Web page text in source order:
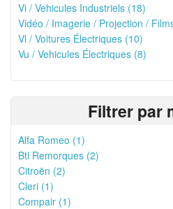
Vi / Vehicules Industriels (18)
Vidéo / Imagerie / Projection /
Vl / Voitures Électriques (10)
Vu / Vehicules Électriques (8)
Filtrer par
Alfa Romeo (1)
Btl Remorques (2)
Citroën (2)
Cleri (1)
Compair (1)